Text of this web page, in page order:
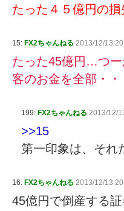
たった４５億円の損
15: FX2ちゃんねる 2013/12/13
たった45億円…つー
客のお金を全部・・
199: FX2ちゃんねる 2013/12/
>>15
第一印象は、それ
16: FX2ちゃんねる 2013/12/13
45億円で倒産する